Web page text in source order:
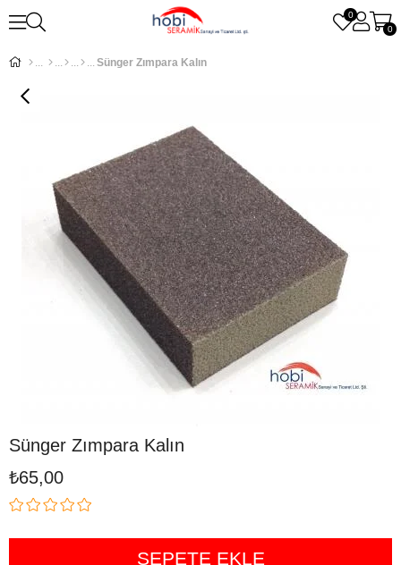
0
0
Sünger Zımpara Kalın
Sünger Zımpara Kalın
₺65,00